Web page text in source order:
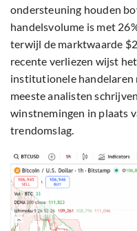
ondersteuning houden
handelsvolume is met
terwijl de marktwaarde
recente verliezen wijst
institutionele handelaren
meeste analisten
winstnemingen in plaats
trendomslag.